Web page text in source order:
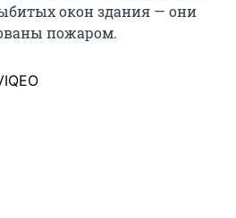
окон здания — они
пожаром.